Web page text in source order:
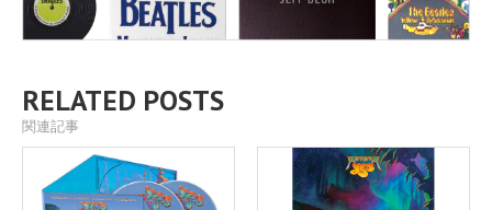
RELATED POSTS
関連記事